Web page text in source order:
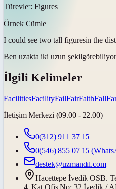
Türevler: Figures
Örnek Cümle
I could see two tall figuresin the
Ben uzakta iki uzun şekil
İlgili Kelimeler
FacilitiesFacilityFailFairFaithFall
İletişim Merkezi (09.00 - 22.00)
0(312) 911 37 15
0(546) 855 07 15
destek@uzmandil.com
Hacettepe İvedik OSB.
4. Kat Ofis No: 32 İvedik /